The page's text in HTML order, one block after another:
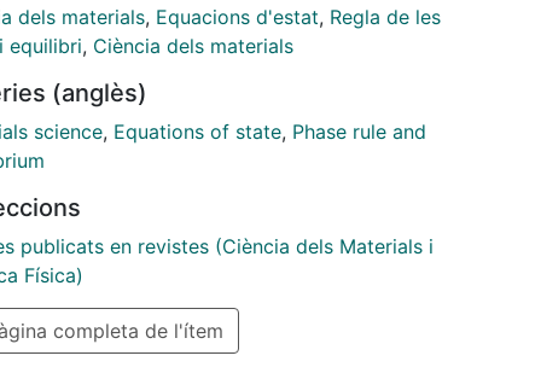
using a real-time image processing
to track cell tips, coupled with a movable laser
and experimentally, that spacings well
the threshold for a period-doubling instability can
As predicted by the numerical calculations,
the feedback control which is maintained with
heating.
dels materials, Equacions d'estat, Regla de les
equilibri, Ciència dels materials
(anglès)
science, Equations of state, Phase rule and
publicats en revistes (Ciència dels Materials i
Física)
completa de l'ítem